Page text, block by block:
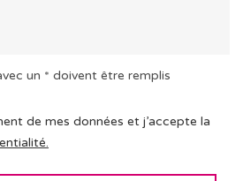
un * doivent être remplis
de mes données et j’accepte la